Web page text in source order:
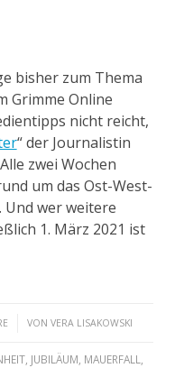
bisher zum Thema
Grimme Online
nicht reicht,
“ der Journalistin
zwei Wochen
um das Ost-West-
wer weitere
1. März 2021 ist
VON VERA LISAKOWSKI
, JUBILÄUM MAUERFALL